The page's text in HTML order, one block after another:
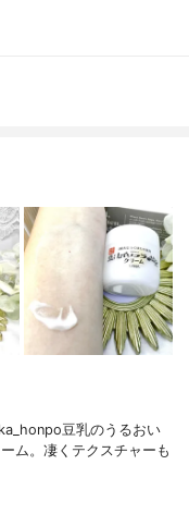
豆乳のうるおい
ム。凄くテクスチャーも